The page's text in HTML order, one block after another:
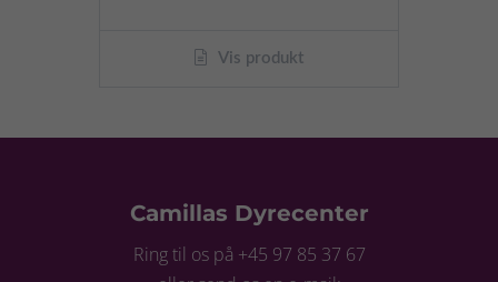
Vis produkt
Camillas Dyrecenter
Ring til os på +45 97 85 37 67